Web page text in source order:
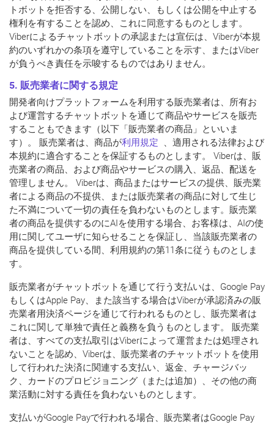
トボットを拒否する、公開しない、もしくは公開を中止する
権利を有することを認め、これに同意するものとします。
Viberによるチャットボットの承認または宣伝は、Viberが本規
約のいずれかの条項を遵守していることを示す、またはViber
が負うべき責任を示唆するものではありません。
5. 販売業者に関する規定
開発者向けプラットフォームを利用する販売業者は、所有お
よび運営するチャットボットを通じて商品やサービスを販売
することもできます（以下「販売業者の商品 」といいま
す）。 販売業者は、商品が利用規定
、適用される法律および
本規約に適合することを保証するものとします。 Viberは、販
売業者の商品、および商品やサービスの購入、返品、配送を
管理しません。 Viberは、商品またはサービスの提供、販売業
者による商品の不提供、または販売業者の商品に対して生じ
た不満について一切の責任を負わないものとします。販売業
者の商品を提供するのにAIを使用する場合、お客様は、AIの使
用に関してユーザに知らせることを保証し、当該販売業者の
商品を提供している間、利用規約の第11条に従うものとしま
す。
販売業者がチャットボットを通じて行う支払いは、Google Pay
もしくはApple Pay、また該当する場合はViberが承認済みの販
売業者用決済ページを通じて行われるものとし、販売業者は
これに関して単独で責任と義務を負うものとします。 販売業
者は、すべての支払取引はViberによって運営または処理され
ないことを認め、Viberは、販売業者のチャットボットを使用
して行われた決済に関連する支払い、返金、チャージバッ
ク、カードのプロビジョニング（または追加）、その他の商
業活動に対する責任を負わないものとします。
支払いがGoogle Payで行われる場合、販売業者はGoogle Pay